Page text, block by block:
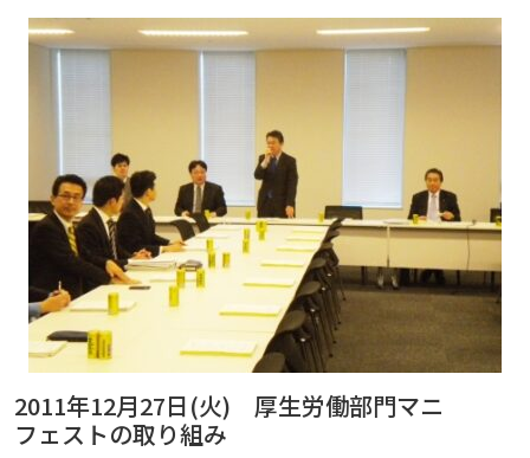
2011年12月27日(火) 厚生労働部門マニ
フェストの取り組み